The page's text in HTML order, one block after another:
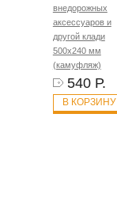
внедорожных
аксессуаров и
другой клади
500х240 мм
(камуфляж)
540 Р.
В КОРЗИНУ